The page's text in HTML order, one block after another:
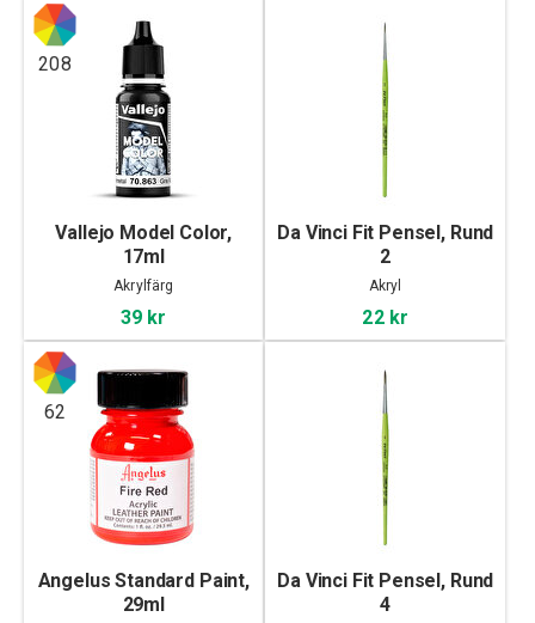
208
Vallejo Model Color,
17ml
Akrylfärg
39 kr
Da Vinci Fit Pensel, Rund
2
Akryl
22 kr
62
Angelus Standard Paint,
29ml
Da Vinci Fit Pensel, Rund
4